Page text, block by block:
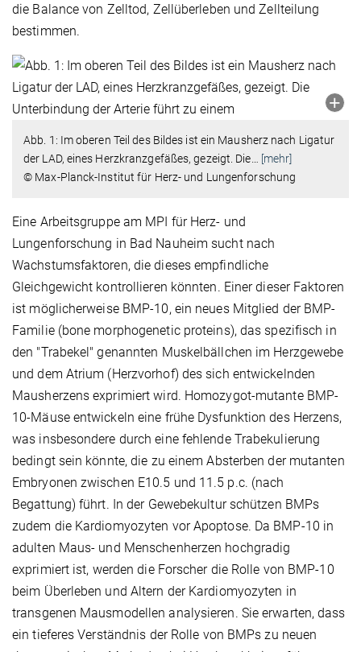
die Balance von Zelltod, Zellüberleben und Zellteilung
bestimmen.
Abb. 1: Im oberen Teil des Bildes ist ein Mausherz nach Ligatur
der LAD, eines Herzkranzgefäßes, gezeigt. Die
[mehr]
© Max-Planck-Institut für Herz- und Lungenforschung
Eine Arbeitsgruppe am MPI für Herz- und
Lungenforschung in Bad Nauheim sucht nach
Wachstumsfaktoren, die dieses empfindliche
Gleichgewicht kontrollieren könnten. Einer dieser Faktoren
ist möglicherweise BMP-10, ein neues Mitglied der BMP-
Familie (bone morphogenetic proteins), das spezifisch in
den "Trabekel" genannten Muskelbällchen im Herzgewebe
und dem Atrium (Herzvorhof) des sich entwickelnden
Mausherzens exprimiert wird. Homozygot-mutante BMP-
10-Mäuse entwickeln eine frühe Dysfunktion des Herzens,
was insbesondere durch eine fehlende Trabekulierung
bedingt sein könnte, die zu einem Absterben der mutanten
Embryonen zwischen E10.5 und 11.5 p.c. (nach
Begattung) führt. In der Gewebekultur schützen BMPs
zudem die Kardiomyozyten vor Apoptose. Da BMP-10 in
adulten Maus- und Menschenherzen hochgradig
exprimiert ist, werden die Forscher die Rolle von BMP-10
beim Überleben und Altern der Kardiomyozyten in
transgenen Mausmodellen analysieren. Sie erwarten, dass
ein tieferes Verständnis der Rolle von BMPs zu neuen